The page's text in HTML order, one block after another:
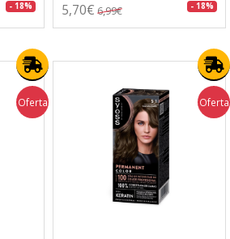
- 18% 5,70€ 6,99€ - 18%
Oferta Oferta